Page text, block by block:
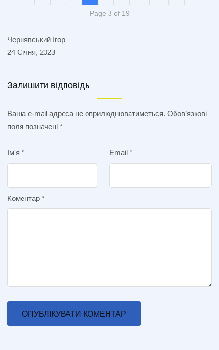
Page 3 of 19
Чернявський Ігор
24 Січня, 2023
Залишити відповідь
Ваша e-mail адреса не оприлюднюватиметься. Обов’язкові
поля позначені *
Ім'я * Email *
Коментар *